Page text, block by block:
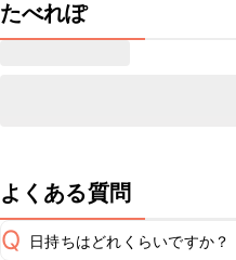
たべれぽ
よくある質問
Q 日持ちはどれくらいですか？